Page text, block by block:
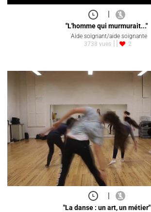
|
"L'homme qui murmurait..."
Aide soignant/aide soignante
3738 vues
2
|
"La danse : un art, un métier"